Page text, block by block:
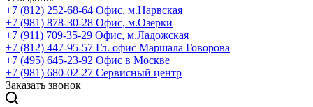
+7 (812) 252-68-64 Офис, м.Нарвская
+7 (981) 878-30-28 Офис, м.Озерки
+7 (911) 709-35-29 Офис, м.Ладожская
+7 (812) 447-95-57 Гл. офис Маршала Говорова
+7 (495) 645-23-92 Офис в Москве
+7 (981) 680-02-27 Сервисный центр
Заказать звонок